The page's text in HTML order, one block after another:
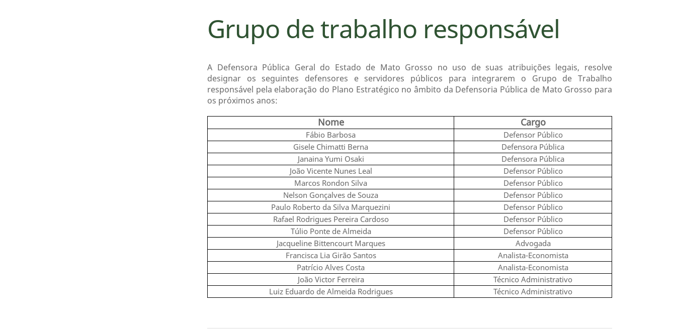
Grupo de trabalho responsável
A Defensora Pública Geral do Estado de Mato Grosso no uso de suas atribuições legais, resolve
designar os seguintes defensores e servidores públicos para integrarem o Grupo de Trabalho
responsável pela elaboração do Plano Estratégico no âmbito da Defensoria Pública de Mato Grosso para
os próximos anos:
Nome Cargo
Fábio Barbosa
Defensor Público
Gisele Chimatti Berna
Defensora Pública
Janaina Yumi Osaki
Defensora Pública
João Vicente Nunes Leal
Defensor Público
Marcos Rondon Silva
Defensor Público
Nelson Gonçalves de Souza
Defensor Público
Paulo Roberto da Silva Marquezini
Defensor Público
Rafael Rodrigues Pereira Cardoso
Defensor Público
Túlio Ponte de Almeida
Defensor Público
Jacqueline Bittencourt Marques
Advogada
Francisca Lia Girão Santos
Analista-Economista
Patrício Alves Costa
Analista-Economista
João Victor Ferreira
Técnico Administrativo
Luiz Eduardo de Almeida Rodrigues
Técnico Administrativo